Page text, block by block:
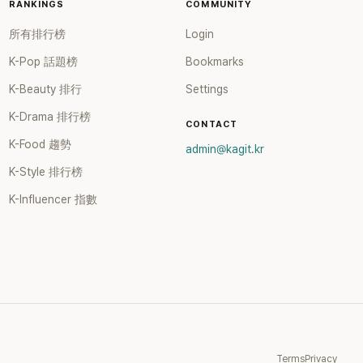
RANKINGS
所有排行榜
K-Pop 話題榜
K-Beauty 排行
K-Drama 排行榜
K-Food 趨勢
K-Style 排行榜
K-Influencer 指數
COMMUNITY
Login
Bookmarks
Settings
CONTACT
admin@kagit.kr
TermsPrivacy